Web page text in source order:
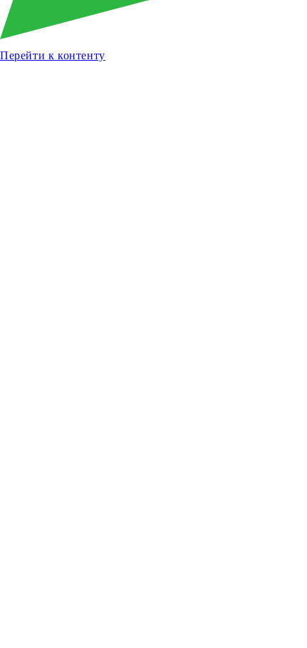
Перейти к контенту